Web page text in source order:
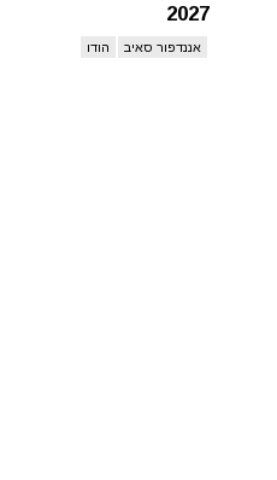
2027
אננדפור סאיב הודו